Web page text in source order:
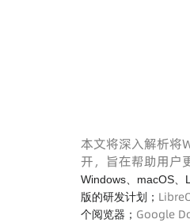
本文将深入解析将
开，旨在帮助用户
Windows、macOS、
版的研发计划；
个阅览器； Google